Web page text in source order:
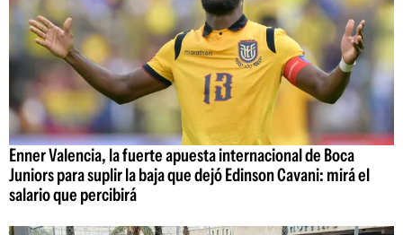
Enner Valencia, la fuerte apuesta internacional de Boca
Juniors para suplir la baja que dejó Edinson Cavani: mirá el
salario que percibirá